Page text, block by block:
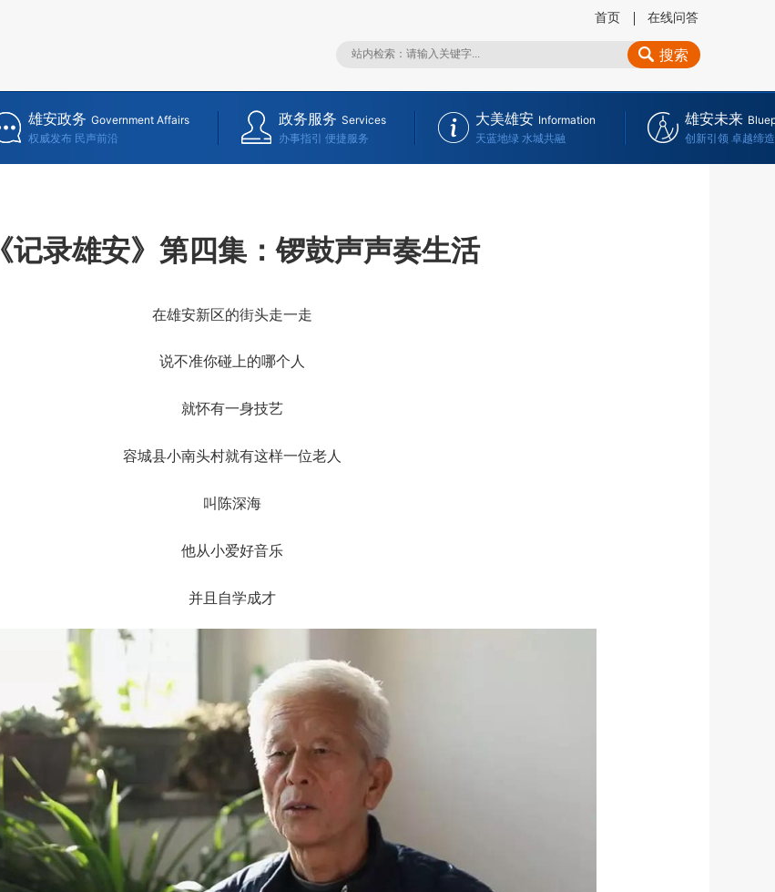
首页 在线问答
搜索
雄安政务 Government Affairs
权威发布 民声前沿
政务服务 Services
办事指引 便捷服务
大美雄安 Information
天蓝地绿 水城共融
雄安未来
创新引领 卓越缔造
《记录雄安》第四集：锣鼓声声奏生活
在雄安新区的街头走一走
说不准你碰上的哪个人
就怀有一身技艺
容城县小南头村就有这样一位老人
叫陈深海
他从小爱好音乐
并且自学成才